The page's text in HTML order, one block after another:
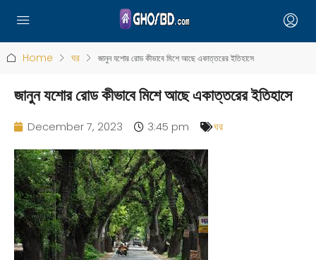
Home ঘর জানুন যশোর রোড কীভাবে মিশে আছে একাত্তরের ইতিহাসে
জানুন যশোর রোড কীভাবে মিশে আছে একাত্তরের ইতিহাসে
December 7, 2023 3:45 pm ঘর